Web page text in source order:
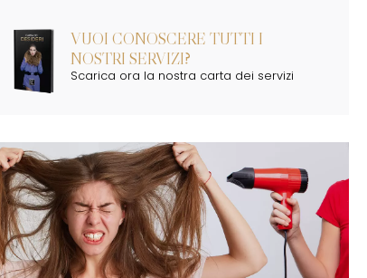
VUOI CONOSCERE TUTTI I
NOSTRI SERVIZI?
Scarica ora la nostra carta dei servizi